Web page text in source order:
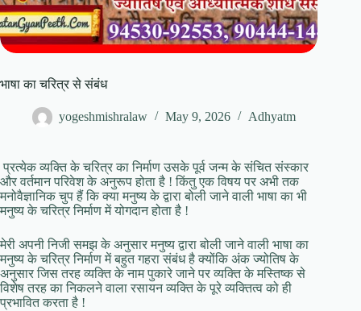
भाषा का चरित्र से संबंध
yogeshmishralaw May 9, 2026 Adhyatm
प्रत्येक व्यक्ति के चरित्र का निर्माण उसके पूर्व जन्म के संचित संस्कार
और वर्तमान परिवेश के अनुरूप होता है ! किंतु एक विषय पर अभी तक
मनोवैज्ञानिक चुप हैं कि क्या मनुष्य के द्वारा बोली जाने वाली भाषा का भी
मनुष्य के चरित्र निर्माण में योगदान होता है !
मेरी अपनी निजी समझ के अनुसार मनुष्य द्वारा बोली जाने वाली भाषा का
मनुष्य के चरित्र निर्माण में बहुत गहरा संबंध है क्योंकि अंक ज्योतिष के
अनुसार जिस तरह व्यक्ति के नाम पुकारे जाने पर व्यक्ति के मस्तिष्क से
विशेष तरह का निकलने वाला रसायन व्यक्ति के पूरे व्यक्तित्व को ही
प्रभावित करता है !